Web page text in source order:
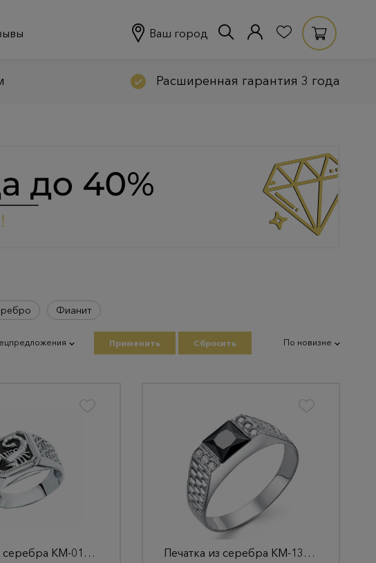
Ваш город
Расширенная гарантия 3 года
Фианит
Применить Сбросить По новизне
Печатка из серебра КМ-01/9 Родир_с
Печатка из серебра КМ-133 Родир_с